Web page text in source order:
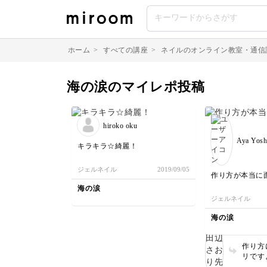
ホーム > すべての講座 > ネイルのオンライン教室・通信
海の涙のマイレポ投稿
hiroko oku
キラキラ☆綺麗！
ジェルネイル 2019/09/05
海の涙
Aya
作り方が本当に
ジェルネイル
海の涙
作り方
リで